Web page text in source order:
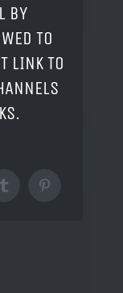
BY
TO
LINK TO
TumblrPinterest